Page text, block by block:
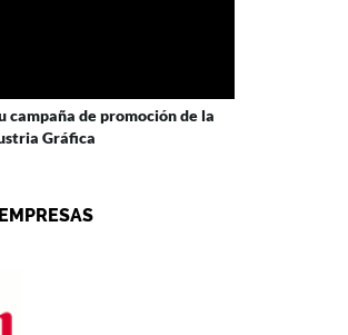
campaña de promoción de la
Gráfica